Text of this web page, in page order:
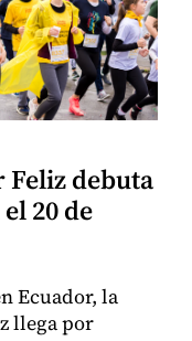
Feliz debuta
20 de
Ecuador, la
llega por